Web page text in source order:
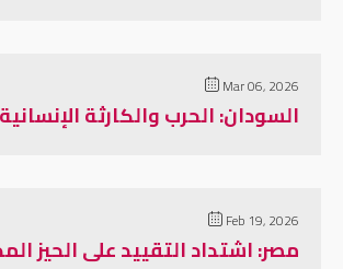
Mar 06, 2026
السودان: الحرب والكارثة الإنسانية
Feb 19, 2026
مصر: اشتداد التقييد على الحيز